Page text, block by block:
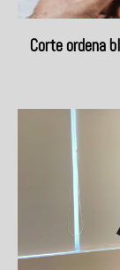
Corte ordena